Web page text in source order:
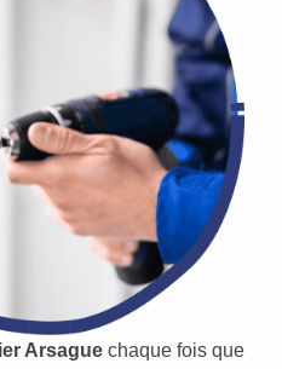
Arsague chaque fois que